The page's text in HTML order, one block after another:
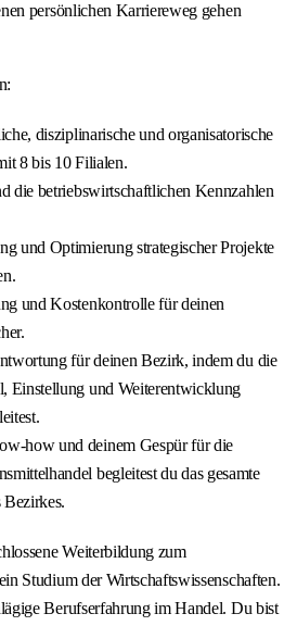
persönlichen Karriereweg gehen
disziplinarische und organisatorische
8 bis 10 Filialen.
die betriebswirtschaftlichen Kennzahlen
und Optimierung strategischer Projekte
und Kostenkontrolle für deinen
für deinen Bezirk, indem du die
Einstellung und Weiterentwicklung
how und deinem Gespür für die
begleitest du das gesamte
Bezirkes.
Weiterbildung zum
Studium der Wirtschaftswissenschaften.
Berufserfahrung im Handel. Du bist